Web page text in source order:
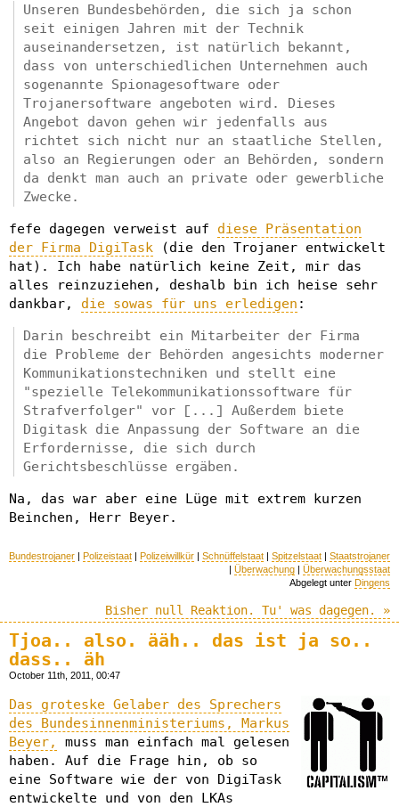
Unseren Bundesbehörden, die sich ja schon
seit einigen Jahren mit der Technik
auseinandersetzen, ist natürlich bekannt,
dass von unterschiedlichen Unternehmen auch
sogenannte Spionagesoftware oder
Trojanersoftware angeboten wird. Dieses
Angebot davon gehen wir jedenfalls aus
richtet sich nicht nur an staatliche Stellen,
also an Regierungen oder an Behörden, sondern
da denkt man auch an private oder gewerbliche
Zwecke.
fefe dagegen verweist auf diese Präsentation
der Firma DigiTask (die den Trojaner entwickelt
hat). Ich habe natürlich keine Zeit, mir das
alles reinzuziehen, deshalb bin ich heise sehr
dankbar, die sowas für uns erledigen :
Darin beschreibt ein Mitarbeiter der Firma
die Probleme der Behörden angesichts moderner
Kommunikationstechniken und stellt eine
"spezielle Telekommunikationssoftware für
Strafverfolger" vor [...] Außerdem biete
Digitask die Anpassung der Software an die
Erfordernisse, die sich durch
Gerichtsbeschlüsse ergäben.
Na, das war aber eine Lüge mit extrem kurzen
Beinchen, Herr Beyer.
Bundestrojaner | Polizeistaat | Polizeiwillkür | Schnüffelstaat | Spitzelstaat | Staatstrojaner
| Überwachung | Überwachungsstaat
Abgelegt unter Dingens
Bisher null Reaktion. Tu' was dagegen. »
Tjoa.. also. ääh.. das ist ja so..
dass.. äh
October 11th, 2011, 00:47
Das groteske Gelaber des Sprechers
des Bundesinnenministeriums, Markus
Beyer,
muss man einfach mal gelesen
haben. Auf die Frage hin, ob so
eine Software wie der von DigiTask
entwickelte und von den LKAs